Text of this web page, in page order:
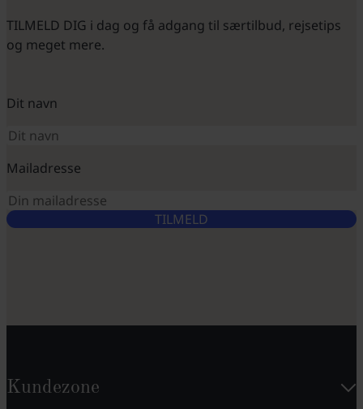
TILMELD DIG i dag og få adgang til særtilbud, rejsetips
og meget mere.
Dit navn
Mailadresse
TILMELD
Kundezone